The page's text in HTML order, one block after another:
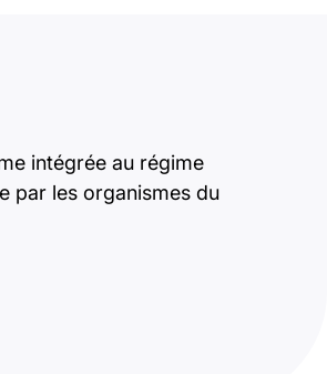
intégrée au régime
par les organismes du